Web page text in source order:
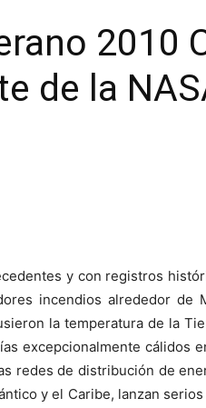
2010
de la
y con registros
incendios alrededor de
la temperatura de la
excepcionalmente cálidos
redes de distribución de
y el Caribe, lanzan